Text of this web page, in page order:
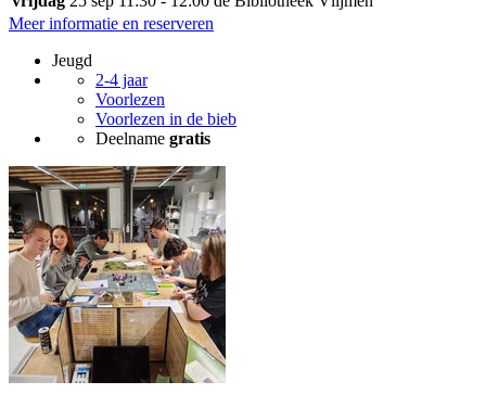
Meer informatie en reserveren
Jeugd
2-4 jaar
Voorlezen
Voorlezen in de bieb
Deelname gratis